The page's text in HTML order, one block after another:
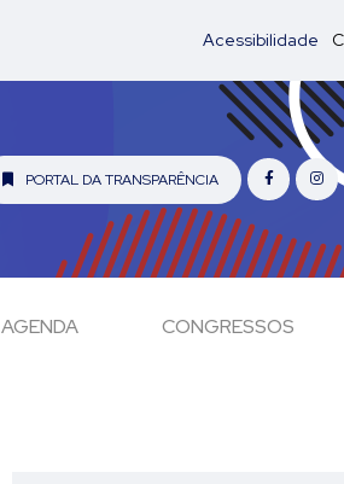
Acessibilidade
PORTAL DA TRANSPARÊNCIA
AGENDA CONGRESSOS